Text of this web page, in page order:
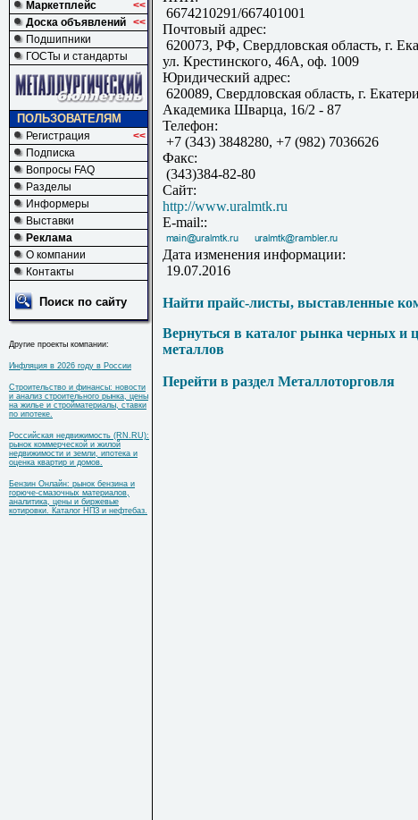
Маркетплейс
<<
Доска объявлений <<
Подшипники
ГОСТы и стандарты
ПОЛЬЗОВАТЕЛЯМ
Регистрация
<<
Подписка
Вопросы FAQ
Разделы
Информеры
Выставки
Реклама
О компании
Контакты
Поиск по сайту
Другие проекты компании:
Инфляция в 2026 году в России
Строительство и финансы: новости
и анализ строительного рынка, цены
на жилье и стройматериалы, ставки
по ипотеке.
Российская недвижимость (RN.RU):
рынок коммерческой и жилой
недвижимости и земли, ипотека и
оценка квартир и домов.
Бензин Онлайн: рынок бензина и
горюче-смазочных материалов,
аналитика, цены и биржевые
котировки. Каталог НПЗ и нефтебаз.
6674210291/667401001
Почтовый адрес:
620073, РФ, Свердловская область, г.
ул. Крестинского, 46А, оф. 1009
Юридический адрес:
620089, Свердловская область, г.
Академика Шварца, 16/2 - 87
Телефон:
+7 (343) 3848280, +7 (982) 7036626
Факс:
(343)384-82-80
Сайт:
http://www.uralmtk.ru
E-mail::
Дата изменения информации:
19.07.2016
Найти прайс-листы, выставленные
Вернуться в каталог рынка черных и
металлов
Перейти в раздел Металлоторговля